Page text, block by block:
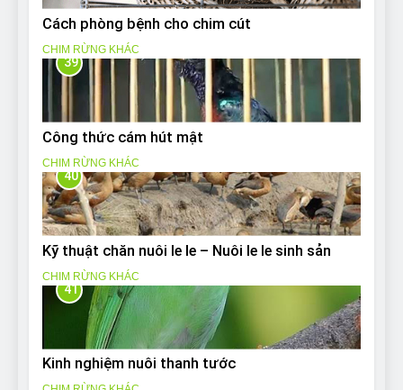
Cách phòng bệnh cho chim cút
CHIM RỪNG KHÁC
39
Công thức cám hút mật
CHIM RỪNG KHÁC
40
Kỹ thuật chăn nuôi le le – Nuôi le le sinh sản
CHIM RỪNG KHÁC
41
Kinh nghiệm nuôi thanh tước